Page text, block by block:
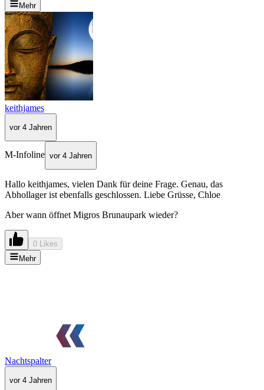
Mehr
keithjames
vor 4 Jahren
M-Infoline vor 4 Jahren
Hallo keithjames, vielen Dank für deine Frage. Genau, das
Abhollager ist ebenfalls geschlossen. Liebe Grüsse, Chloe
Aber wann öffnet Migros Brunaupark wieder?
0 Likes
Mehr
Nachtspalter
vor 4 Jahren